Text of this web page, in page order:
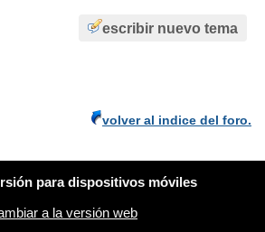
escribir nuevo tema
volver al indice del foro.
para dispositivos móviles
a la versión web